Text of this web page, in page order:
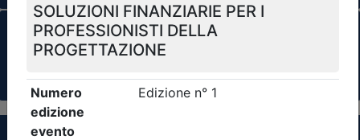
Formazione Professionale Continua
Il portale della formazione per Ordini e
Collegi Professionali
Clicca qui - espandi la sezione dei filtri ricerca